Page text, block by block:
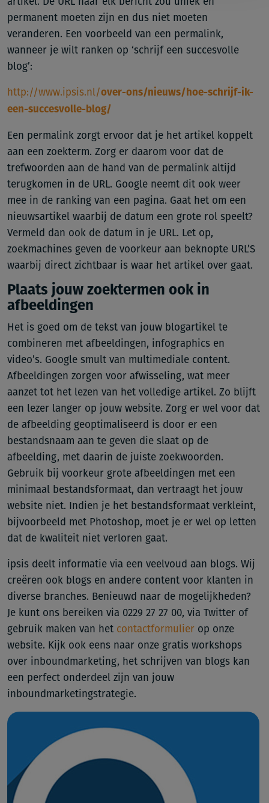
permanent moeten zijn en dus niet moeten
veranderen. Een voorbeeld van een permalink,
wanneer je wilt ranken op ‘schrijf een succesvolle
blog’:
http://www.ipsis.nl/over-ons/nieuws/hoe-schrijf-ik-
een-succesvolle-blog/
Een permalink zorgt ervoor dat je het artikel koppelt
aan een zoekterm. Zorg er daarom voor dat de
trefwoorden aan de hand van de permalink altijd
terugkomen in de URL. Google neemt dit ook weer
mee in de ranking van een pagina. Gaat het om een
nieuwsartikel waarbij de datum een grote rol speelt?
Vermeld dan ook de datum in je URL. Let op,
zoekmachines geven de voorkeur aan beknopte URL’S
waarbij direct zichtbaar is waar het artikel over gaat.
Plaats jouw zoektermen ook in
afbeeldingen
Het is goed om de tekst van jouw blogartikel te
combineren met afbeeldingen, infographics en
video’s. Google smult van multimediale content.
Afbeeldingen zorgen voor afwisseling, wat meer
aanzet tot het lezen van het volledige artikel. Zo blijft
een lezer langer op jouw website. Zorg er wel voor dat
de afbeelding geoptimaliseerd is door er een
bestandsnaam aan te geven die slaat op de
afbeelding, met daarin de juiste zoekwoorden.
Gebruik bij voorkeur grote afbeeldingen met een
minimaal bestandsformaat, dan vertraagt het jouw
website niet. Indien je het bestandsformaat verkleint,
bijvoorbeeld met Photoshop, moet je er wel op letten
dat de kwaliteit niet verloren gaat.
ipsis deelt informatie via een veelvoud aan blogs. Wij
creëren ook blogs en andere content voor klanten in
diverse branches. Benieuwd naar de mogelijkheden?
Je kunt ons bereiken via 0229 27 27 00, via Twitter of
gebruik maken van het contactformulier op onze
website. Kijk ook eens naar onze gratis workshops
over inboundmarketing, het schrijven van blogs kan
een perfect onderdeel zijn van jouw
inboundmarketingstrategie.